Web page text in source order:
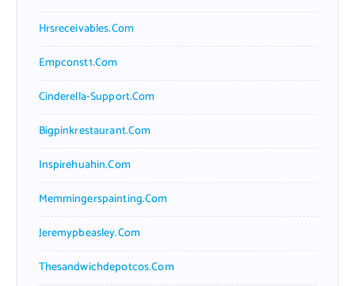
Hrsreceivables.com
Empconst1.com
Cinderella-Support.com
Bigpinkrestaurant.com
Inspirehuahin.com
Memmingerspainting.com
Jeremypbeasley.com
Thesandwichdepotcos.com